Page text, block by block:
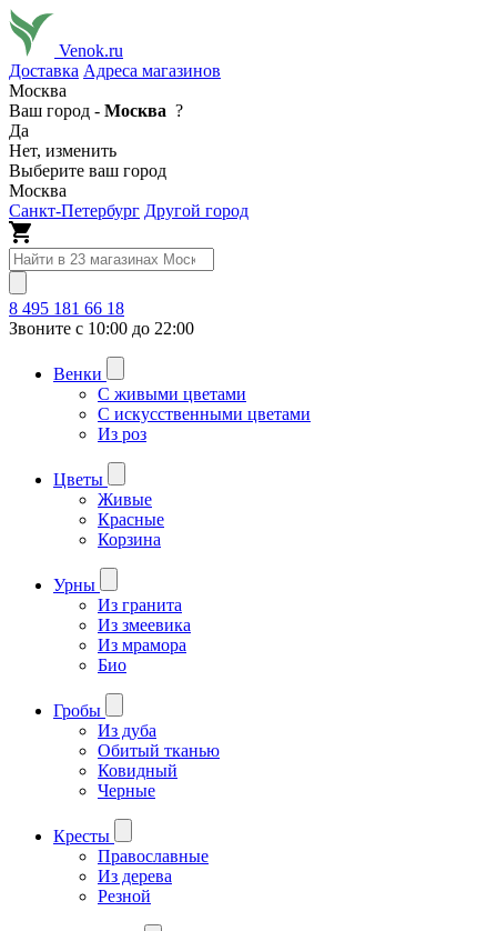
Venok.ru
Доставка Адреса магазинов
Москва
Ваш город - Москва ?
Да
Нет, изменить
Выберите ваш город
Москва
Санкт-Петербург Другой город
8 495 181 66 18
Звоните с 10:00 до 22:00
Венки
С живыми цветами
С искусственными цветами
Из роз
Цветы
Живые
Красные
Корзина
Урны
Из гранита
Из змеевика
Из мрамора
Био
Гробы
Из дуба
Обитый тканью
Ковидный
Черные
Кресты
Православные
Из дерева
Резной